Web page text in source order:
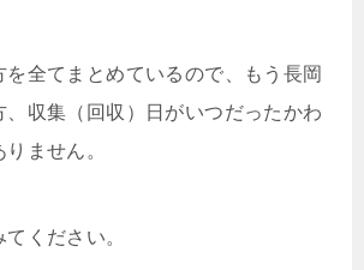
を全てまとめているので、もう長岡
、収集（回収）日がいつだったかわ
ません。
ください。